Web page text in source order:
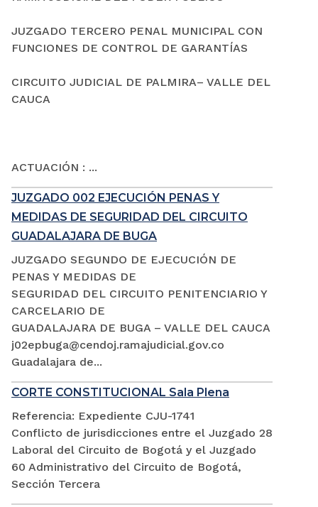
JUZGADO TERCERO PENAL MUNICIPAL CON
FUNCIONES DE CONTROL DE GARANTÍAS
CIRCUITO JUDICIAL DE PALMIRA– VALLE DEL
CAUCA
ACTUACIÓN : ...
JUZGADO 002 EJECUCIÓN PENAS Y
MEDIDAS DE SEGURIDAD DEL CIRCUITO
GUADALAJARA DE BUGA
JUZGADO SEGUNDO DE EJECUCIÓN DE
PENAS Y MEDIDAS DE
SEGURIDAD DEL CIRCUITO PENITENCIARIO Y
CARCELARIO DE
GUADALAJARA DE BUGA – VALLE DEL CAUCA
j02epbuga@cendoj.ramajudicial.gov.co
Guadalajara de...
CORTE CONSTITUCIONAL Sala Plena
Referencia: Expediente CJU-1741
Conflicto de jurisdicciones entre el Juzgado 28
Laboral del Circuito de Bogotá y el Juzgado
60 Administrativo del Circuito de Bogotá,
Sección Tercera